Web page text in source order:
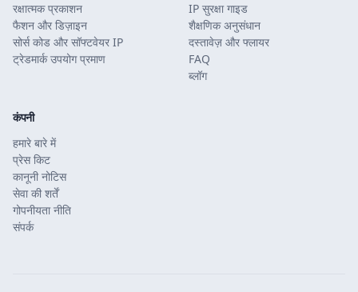
रक्षात्मक प्रकाशन
फैशन और डिज़ाइन
सोर्स कोड और सॉफ्टवेयर IP
ट्रेडमार्क उपयोग प्रमाण
IP सुरक्षा गाइड
शैक्षणिक अनुसंधान
दस्तावेज़ और फ्लायर
FAQ
ब्लॉग
कंपनी
हमारे बारे में
प्रेस किट
कानूनी नोटिस
सेवा की शर्तें
गोपनीयता नीति
संपर्क